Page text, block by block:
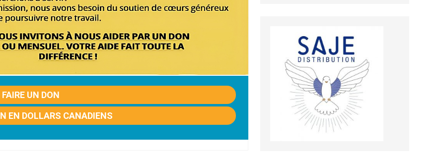
FAIRE UN DON
EN DOLLARS CANADIENS